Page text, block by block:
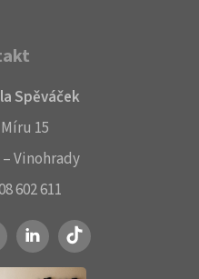
Spěváček
15
– Vinohrady
602 611